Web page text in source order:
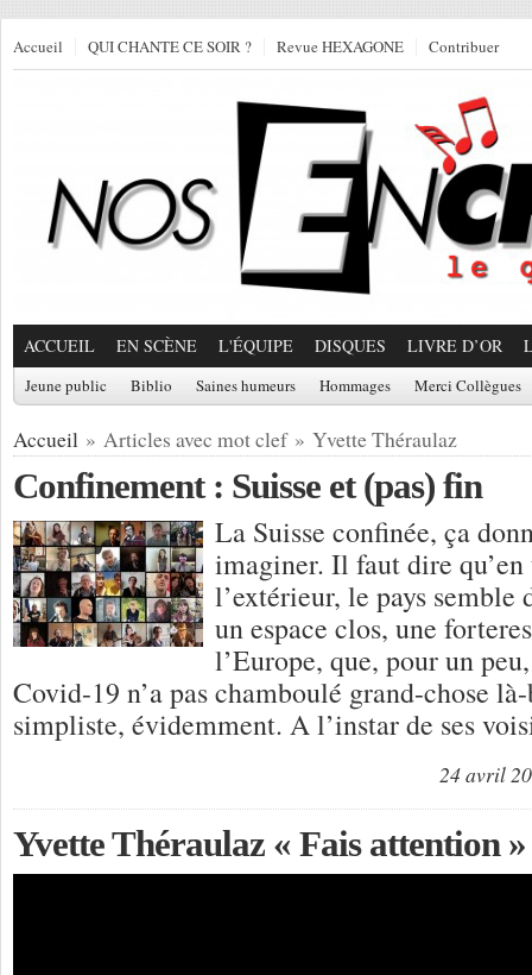
Accueil QUI CHANTE CE SOIR ? Revue HEXAGONE Contribuer
ACCUEIL EN SCÈNE L'ÉQUIPE DISQUES LIVRE D’OR
Jeune public Biblio Saines humeurs Hommages Merci Collègues
Accueil » Articles avec mot clef » Yvette Théraulaz
Confinement : Suisse et (pas) fin
La Suisse confinée, ça
imaginer. Il faut dire
l’extérieur, le pays
un espace clos, une
l’Europe, que, pour un
Covid-19 n’a pas chamboulé grand-chose
simpliste, évidemment. A l’instar de ses
24 avril
Yvette Théraulaz « Fais attention »